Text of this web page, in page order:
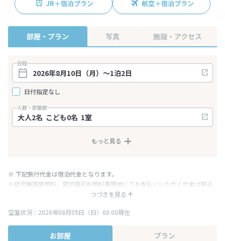
JR＋宿泊プラン 航空＋宿泊プラン
部屋・プラン 写真 施設・アクセス
日程
日付指定なし
人数・部屋数
もっと見る
つづきを見る
※ 下記旅行代金は宿泊代金となります。
※幼児施設使用料、貸切風呂利用料等現地にてお支払いいただく代金は税込
み表記となりますが、消費税増税に伴い代金が一部変更となる場合がござい
※表示されている旅行代金・プラン内容は一定時間ごとに更新されます。最
終確認画面でご確認ください。
空室状況：2026年08月09日（日）00:00現在
お部屋 プラン